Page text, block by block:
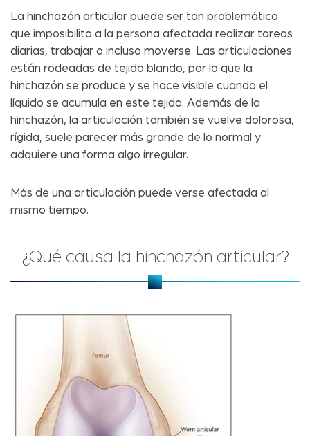
La hinchazón articular puede ser tan problemática
que imposibilita a la persona afectada realizar tareas
diarias, trabajar o incluso moverse. Las articulaciones
están rodeadas de tejido blando, por lo que la
hinchazón se produce y se hace visible cuando el
líquido se acumula en este tejido. Además de la
hinchazón, la articulación también se vuelve dolorosa,
rígida, suele parecer más grande de lo normal y
adquiere una forma algo irregular.
Más de una articulación puede verse afectada al
mismo tiempo.
¿Qué causa la hinchazón articular?